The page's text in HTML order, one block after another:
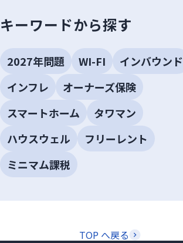
キーワードから探す
2027年問題 WI-FI
インバウンド
インフレ
オーナーズ保険
スマートホーム
タワマン
ハウスウェル
フリーレント
ミニマム課税
TOP へ戻る